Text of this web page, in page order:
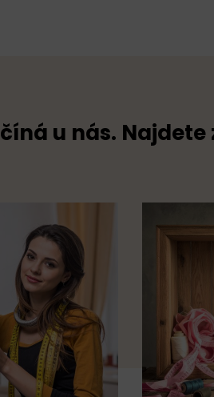
u nás.